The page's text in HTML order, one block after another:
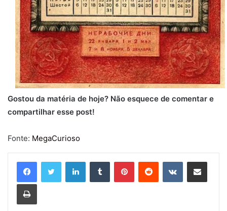
Gostou da matéria de hoje? Não esquece de comentar e
compartilhar esse post!
Fonte: MegaCurioso